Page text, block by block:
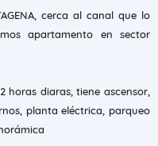
cerca al canal que lo
apartamento en sector
horas diaras, tiene ascensor,
planta eléctrica, parqueo